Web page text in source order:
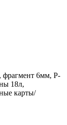
фрагмент 6мм, P-
18л,
карты/